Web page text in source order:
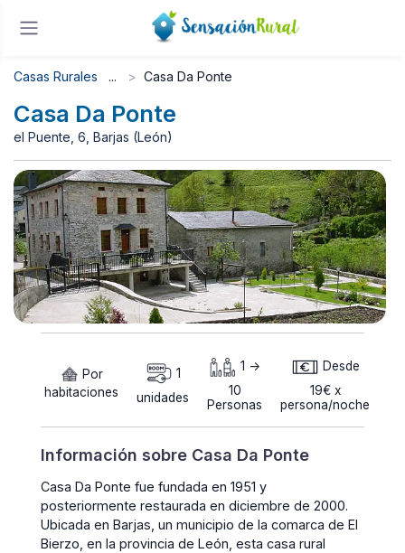
Casas Rurales Casa Da Ponte
Casa Da Ponte
el Puente, 6, Barjas (León)
Por
habitaciones
1
unidades
1 ->
10
Personas
Desde
19€ x
persona/noche
Información sobre Casa Da Ponte
Casa Da Ponte fue fundada en 1951 y
posteriormente restaurada en diciembre de 2000.
Ubicada en Barjas, un municipio de la comarca de El
Bierzo, en la provincia de León, esta casa rural